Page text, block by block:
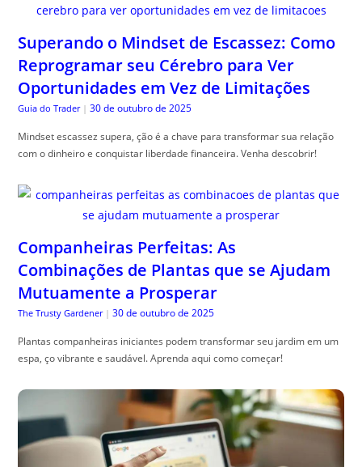
Superando o Mindset de Escassez: Como
Reprogramar seu Cérebro para Ver
Oportunidades em Vez de Limitações
Guia do Trader | 30 de outubro de 2025
Mindset escassez supera, ção é a chave para transformar sua relação
com o dinheiro e conquistar liberdade financeira. Venha descobrir!
Companheiras Perfeitas: As
Combinações de Plantas que se Ajudam
Mutuamente a Prosperar
The Trusty Gardener | 30 de outubro de 2025
Plantas companheiras iniciantes podem transformar seu jardim em um
espa, ço vibrante e saudável. Aprenda aqui como começar!